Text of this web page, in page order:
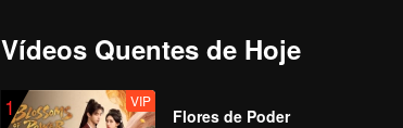
26 27
Vídeos Quentes de Hoje
1 VIP
Flores de Poder